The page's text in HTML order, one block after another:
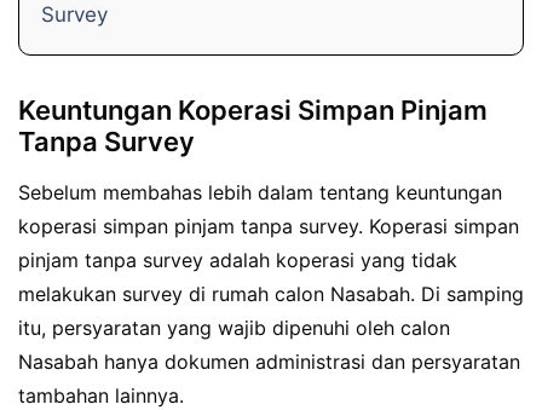
Survey
Keuntungan Koperasi Simpan Pinjam
Tanpa Survey
Sebelum membahas lebih dalam tentang keuntungan
koperasi simpan pinjam tanpa survey. Koperasi simpan
pinjam tanpa survey adalah koperasi yang tidak
melakukan survey di rumah calon Nasabah. Di samping
itu, persyaratan yang wajib dipenuhi oleh calon
Nasabah hanya dokumen administrasi dan persyaratan
tambahan lainnya.